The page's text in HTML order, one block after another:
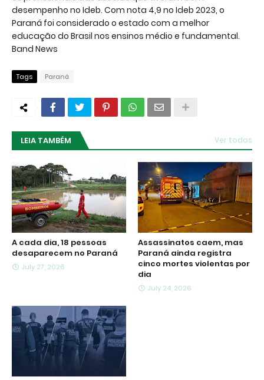
desempenho no Ideb. Com nota 4,9 no Ideb 2023, o
Paraná foi considerado o estado com a melhor
educação do Brasil nos ensinos médio e fundamental.
Band News
Tags Paraná
LEIA TAMBÉM Ver todos
A cada dia, 18 pessoas
desaparecem no Paraná
July 27, 2026
Assassinatos caem, mas
Paraná ainda registra
cinco mortes violentas por
dia
July 24, 2026